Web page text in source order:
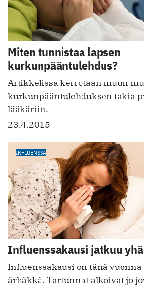
Miten tunnistaa lapsen
kurkunpääntulehdus?
Artikkelissa kerrotaan muun
kurkunpääntulehduksen takia
lääkäriin.
23.4.2015
INFLUENSSA
Influenssakausi jatkuu yhä
Influenssakausi on tänä vuonna
ärhäkkä. Tartunnat alkoivat jo